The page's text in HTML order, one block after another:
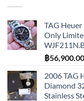
TAG
Only
฿56,900.00
2006 TAG
Diamond
Stainless